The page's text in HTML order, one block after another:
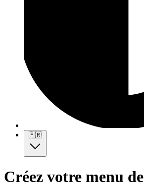
🇫🇷
Créez votre menu